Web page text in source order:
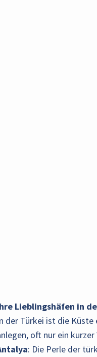
Lieblingshäfen in
der Türkei ist die Küste
oft nur ein
: Die Perle der